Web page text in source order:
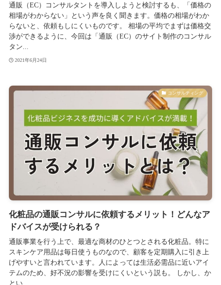
通販（EC）コンサルタントを導入しようと検討するも、「価格の
相場がわからない」という声を良く聞きます。価格の相場がわか
らないと、依頼もしにくいものです。 相場の平均でまずは価格交
渉ができるように、今回は「通販（EC）のサイト制作のコンサル
タン...
2021年6月24日
コンサルティング
化粧品の通販コンサルに依頼するメリット！どんなア
ドバイスが受けられる？
通販事業を行う上で、最適な商材のひとつとされる化粧品。特に
スキンケア用品は毎日使うものなので、顧客を定期購入に引き上
げやすいと言われています。人によっては生活必需品に近いアイ
テムのため、好不況の影響を受けにくいという説も。 しかし、か
とい...